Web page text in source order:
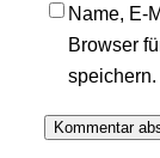
Name, E-
Browser
speichern.